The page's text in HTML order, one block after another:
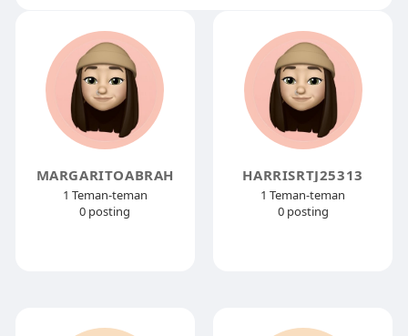
MARGARITOABRAH
1 Teman-teman
0 posting
HARRISRTJ25313
1 Teman-teman
0 posting